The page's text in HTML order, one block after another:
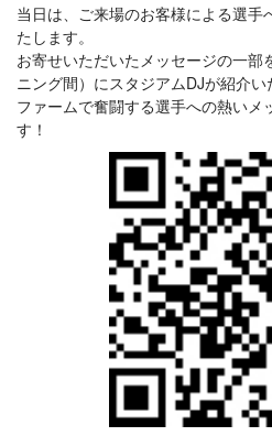
当日は、ご来場のお客様による選手
たします。
お寄せいただいたメッセージの一部
ニング間）にスタジアムDJが紹介い
ファームで奮闘する選手への熱いメ
す！